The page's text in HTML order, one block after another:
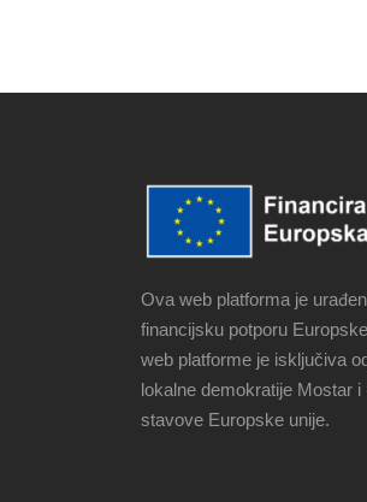
Ova web platforma je
financijsku potporu
web platforme je isključiva
lokalne demokratije Mostar
stavove Europske unije.